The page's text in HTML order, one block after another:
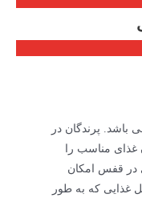
باشد. پرندگان در
غذای مناسب را
در قفس امکان
غذایی که به طور